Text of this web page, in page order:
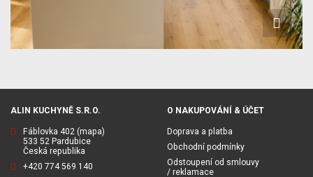
ALIN KUCHYNĚ S.R.O.
Fáblovka 402 (mapa)
533 52 Pardubice
Česká republika
+420 774 569 140
O NAKUPOVÁNÍ & ÚČET
Doprava a platba
Obchodní podmínky
Odstoupení od smlouvy
/ reklamace